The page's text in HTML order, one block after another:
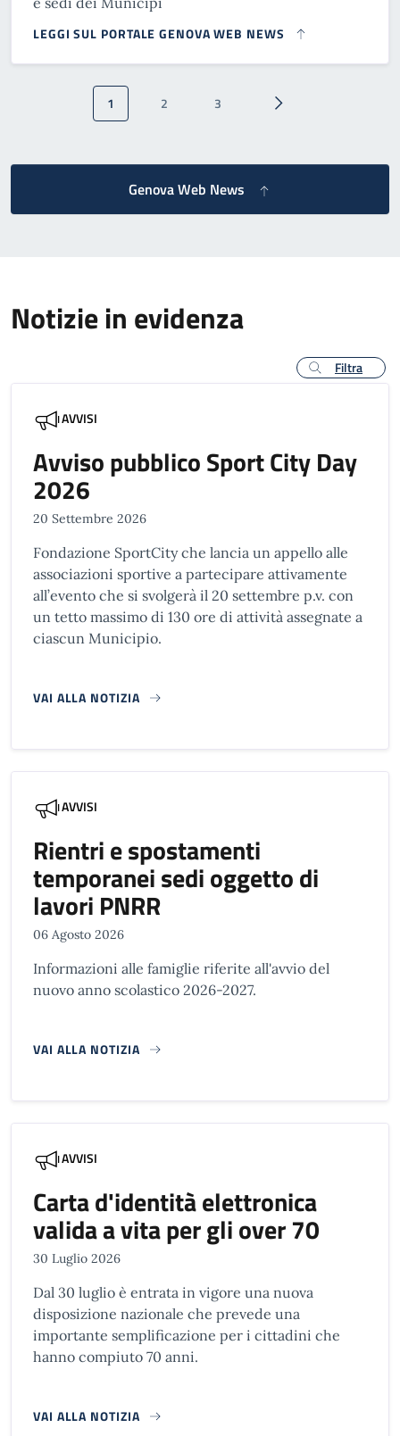
LEGGI SUL PORTALE GENOVA WEB NEWS
Paginazione
Pagina attuale
1 Pagina
2 Pagina
3 Pagina successiva
Genova Web News
Notizie in evidenza
Filtra
AVVISI
Avviso pubblico Sport City Day
2026
20 Settembre 2026
Fondazione SportCity che lancia un appello alle
associazioni sportive a partecipare attivamente
all’evento che si svolgerà il 20 settembre p.v. con
un tetto massimo di 130 ore di attività assegnate a
ciascun Municipio.
VAI ALLA NOTIZIA
AVVISI
Rientri e spostamenti
temporanei sedi oggetto di
lavori PNRR
06 Agosto 2026
Informazioni alle famiglie riferite all'avvio del
nuovo anno scolastico 2026-2027.
VAI ALLA NOTIZIA
AVVISI
Carta d'identità elettronica
valida a vita per gli over 70
30 Luglio 2026
Dal 30 luglio è entrata in vigore una nuova
disposizione nazionale che prevede una
importante semplificazione per i cittadini che
hanno compiuto 70 anni.
VAI ALLA NOTIZIA